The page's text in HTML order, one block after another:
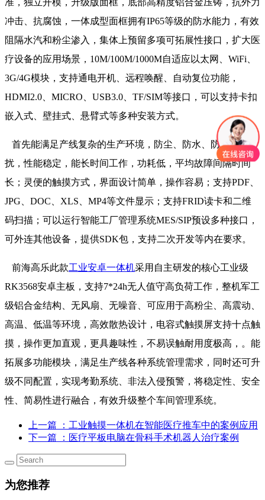
准，独立开模，升级版面框，底部高精度铝合金压铸，抗外力
冲击、抗腐蚀，一体成型面框拥有IP65等级的防水能力，有效
阻隔水汽和粉尘渗入，集体上预留多项可拓展性接口，扩大医
疗设备的应用场景，10M/100M/1000M自适应以太网、WiFi、
3G/4G模块，支持通电开机、远程唤醒、自动复位功能，
HDMI2.0、MICRO、USB3.0、TF/SIM等接口，可以支持卡扣
嵌入式、壁挂式、悬臂式等多种安装方式。
首先能满足产线复杂的生产环境，防尘、防水、防电磁干
扰，性能稳定，能长时间工作，功耗低，平均故障间隔时间
长；灵便的触摸方式，界面设计简单，操作容易；支持PDF、
JPG、DOC、XLS、MP4等文件显示；支持FRID读卡和二维
码扫描；可以运行智能工厂管理系统MES/SIP预设多种接口，
可外连其他设备，提供SDK包，支持二次开发等内在要求。
前海高乐此款工业安卓一体机采用自主研发的核心工业级
RK3568安卓主板，支持7*24h无人值守高负荷工作，整机军工
级铝合金结构、无风扇、无噪音、可应用于高粉尘、高震动、
高温、低温等环境，高效散热设计，电容式触摸屏支持十点触
摸，操作更加直观，更具趣味性，不易误触耐用度极高，。能
拓展多功能模块，满足生产线各种系统管理需求，同时还可升
级不同配置，实现考勤系统、非法入侵预警，将稳定性、安全
性、简易性进行融合，有效升级整个车间管理系统。
上一篇
：工业触摸一体机在智能医疗推车中的案例应用
下一篇
：医疗平板电脑在骨科手术机器人治疗案例
为您推荐